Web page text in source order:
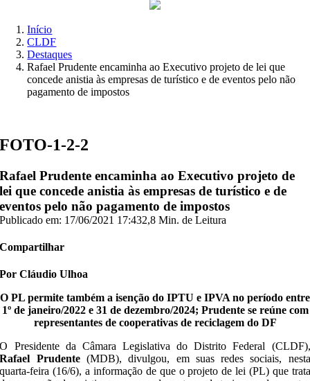
Início
CLDF
Destaques
Rafael Prudente encaminha ao Executivo projeto de lei que
concede anistia às empresas de turístico e de eventos pelo não
pagamento de impostos
FOTO-1-2-2
Rafael Prudente encaminha ao Executivo projeto de
lei que concede anistia às empresas de turístico e de
eventos pelo não pagamento de impostos
Publicado em: 17/06/2021 17:432,8 Min. de Leitura
Compartilhar
Por Cláudio Ulhoa
O PL permite também a isenção do IPTU e IPVA no período entre
1º de janeiro/2022 e 31 de dezembro/2024; Prudente se reúne com
representantes de cooperativas de reciclagem do DF
O Presidente da Câmara Legislativa do Distrito Federal (CLDF),
Rafael Prudente(MDB), divulgou, em suas redes sociais, nesta
quarta-feira (16/6), a informação de que o projeto de lei (PL) que trata